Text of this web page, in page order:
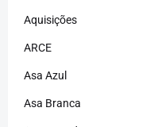
Aquisições
ARCE
Asa Azul
Asa Branca